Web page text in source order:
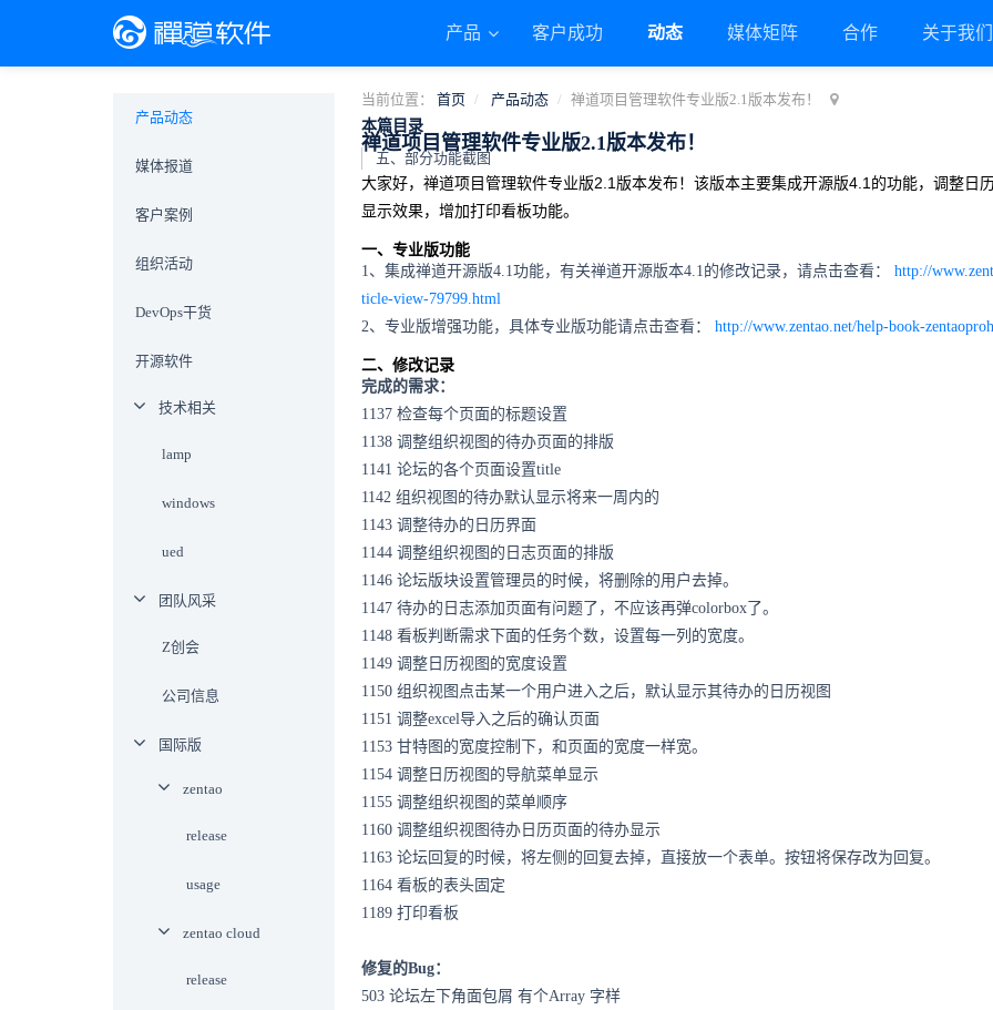
产品 客户成功 动态 媒体矩阵 合作 关于我
当前位置： 首页 产品动态 禅道项目管理软件专业版2.1版本发布！
禅道项目管理软件专业版2.1版本发布！
发布：王怡栋 于 2013-05-06 10:54:1824691次查看
本篇目录
五、部分功能截图
大家好，禅道项目管理软件专业版2.1版本发布！该版本主要集成开源版4.1的功能，调整日
显示效果，增加打印看板功能。
一、专业版功能
1、集成禅道开源版4.1功能，有关禅道开源版本4.1的修改记录，请点击查看： http://
ticle-view-79799.html
2、专业版增强功能，具体专业版功能请点击查看： http://www.zentao.net/help-book-
二、修改记录
完成的需求：
1137 检查每个页面的标题设置
1138 调整组织视图的待办页面的排版
1141 论坛的各个页面设置title
1142 组织视图的待办默认显示将来一周内的
1143 调整待办的日历界面
1144 调整组织视图的日志页面的排版
1146 论坛版块设置管理员的时候，将删除的用户去掉。
1147 待办的日志添加页面有问题了，不应该再弹colorbox了。
1148 看板判断需求下面的任务个数，设置每一列的宽度。
1149 调整日历视图的宽度设置
1150 组织视图点击某一个用户进入之后，默认显示其待办的日历视图
1151 调整excel导入之后的确认页面
1153 甘特图的宽度控制下，和页面的宽度一样宽。
1154 调整日历视图的导航菜单显示
1155 调整组织视图的菜单顺序
1160 调整组织视图待办日历页面的待办显示
1163 论坛回复的时候，将左侧的回复去掉，直接放一个表单。按钮将保存改为回复。
1164 看板的表头固定
1189 打印看板
修复的Bug：
503 论坛左下角面包屑 有个Array 字样
产品动态
媒体报道
客户案例
组织活动
DevOps干货
开源软件
技术相关
lamp
windows
ued
团队风采
Z创会
公司信息
国际版
zentao
release
usage
zentao cloud
release